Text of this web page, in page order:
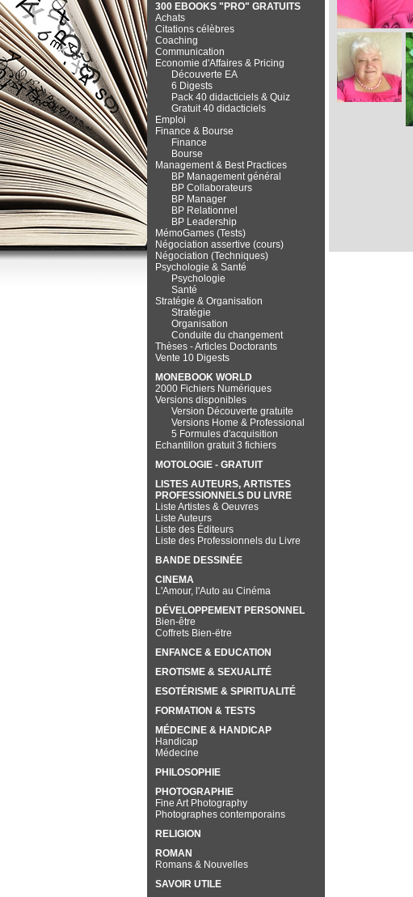
300 EBOOKS "PRO" GRATUITS
Achats
Citations célèbres
Coaching
Communication
Economie d'Affaires & Pricing
Découverte EA
6 Digests
Pack 40 didacticiels & Quiz
Gratuit 40 didacticiels
Emploi
Finance & Bourse
Finance
Bourse
Management & Best Practices
BP Management général
BP Collaborateurs
BP Manager
BP Relationnel
BP Leadership
MémoGames (Tests)
Négociation assertive (cours)
Négociation (Techniques)
Psychologie & Santé
Psychologie
Santé
Stratégie & Organisation
Stratégie
Organisation
Conduite du changement
Thèses - Articles Doctorants
Vente 10 Digests
MONEBOOK WORLD
2000 Fichiers Numériques
Versions disponibles
Version Découverte gratuite
Versions Home & Professional
5 Formules d'acquisition
Echantillon gratuit 3 fichiers
MOTOLOGIE - GRATUIT
LISTES AUTEURS, ARTISTES
PROFESSIONNELS DU LIVRE
Liste Artistes & Oeuvres
Liste Auteurs
Liste des Éditeurs
Liste des Professionnels du Livre
BANDE DESSINÉE
CINEMA
L'Amour, l'Auto au Cinéma
DÉVELOPPEMENT PERSONNEL
Bien-être
Coffrets Bien-ëtre
ENFANCE & EDUCATION
EROTISME & SEXUALITÉ
ESOTÉRISME & SPIRITUALITÉ
FORMATION & TESTS
MÉDECINE & HANDICAP
Handicap
Médecine
PHILOSOPHIE
PHOTOGRAPHIE
Fine Art Photography
Photographes contemporains
RELIGION
ROMAN
Romans & Nouvelles
SAVOIR UTILE